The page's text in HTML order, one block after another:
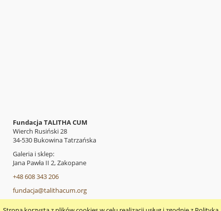
Fundacja TALITHA CUM
Wierch Rusiński 28
34-530 Bukowina Tatrzańska
Galeria i sklep:
Jana Pawła II 2, Zakopane
+48 608 343 206
fundacja@talithacum.org